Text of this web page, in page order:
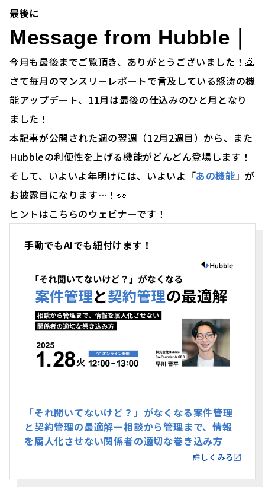
最後に
Message from Hubble｜
今月も最後までご覧頂き、ありがとうございました！🙇
さて毎月のマンスリーレポートで言及している怒涛の機
能アップデート、11月は最後の仕込みのひと月となり
ました！
本記事が公開された週の翌週（12月2週目）から、また
Hubbleの利便性を上げる機能がどんどん登場します！
そして、いよいよ年明けには、いよいよ「あの機能 」が
お披露目になります…！👀
ヒントはこちらのウェビナーです！
手動でもAIでも紐付けます！
「それ聞いてないけど？」がなくなる案件管理
と契約管理の最適解ー相談から管理まで、情報
を属人化させない関係者の適切な巻き込み方
詳しくみる